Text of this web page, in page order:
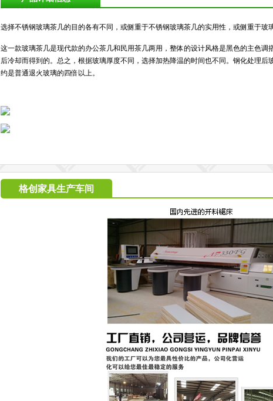
选择不锈钢玻璃茶几的目的各有不同，或侧重于不锈钢玻璃茶几的实用性，或侧重于玻
这一款玻璃茶几是现代款的办公茶几和民用茶几两用，整体的设计风格是黑色的主色
后冷却而得到的。总之，根据玻璃厚度不同，选择加热降温的时间也不同。钢化处理
约是普通退火玻璃的四倍以上。
格创家具生产车间